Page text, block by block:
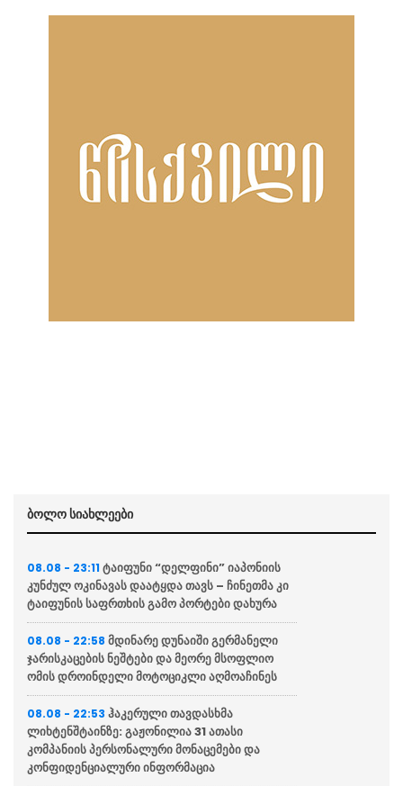
ბოლო სიახლეები
08.08 - 23:11 ტაიფუნი “დელფინი” იაპონიის
კუნძულ ოკინავას დაატყდა თავს – ჩინეთმა კი
ტაიფუნის საფრთხის გამო პორტები დახურა
08.08 - 22:58 მდინარე დუნაიში გერმანელი
ჯარისკაცების ნეშტები და მეორე მსოფლიო
ომის დროინდელი მოტოციკლი აღმოაჩინეს
08.08 - 22:53 ჰაკერული თავდასხმა
ლიხტენშტაინზე: გაჟონილია 31 ათასი
კომპანიის პერსონალური მონაცემები და
კონფიდენციალური ინფორმაცია